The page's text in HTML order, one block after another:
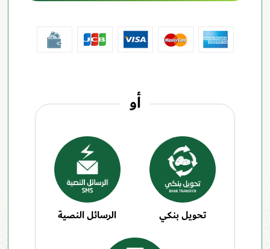
أو
تحويل بنكي الرسائل النصية